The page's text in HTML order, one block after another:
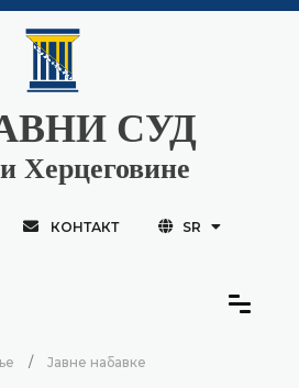
СУД
Херцеговине
КОНТАКТ SR
Јавне набавке